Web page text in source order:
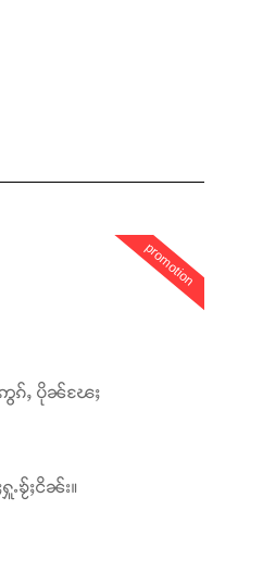
promotion
ဢွၵ်ႇ ပိုၼ်ၽႄႈ
ႉၶႂ်ႈငိၼ်း။